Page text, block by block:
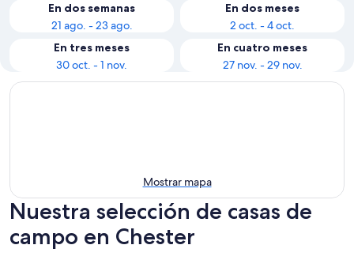
En dos semanas
21 ago. - 23 ago.
En dos meses
2 oct. - 4 oct.
En tres meses
30 oct. - 1 nov.
En cuatro meses
27 nov. - 29 nov.
Mostrar mapa
Nuestra selección de casas de
campo en Chester